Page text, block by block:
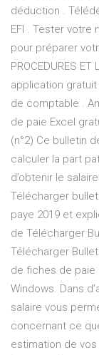
déduction .
EFI . Tester votre
pour préparer
PROCEDURES ET
application gratuit
de comptable .
de paie Excel
(n°2) Ce bulletin
calculer la part
d’obtenir le
Télécharger
paye 2019 et
de Télécharger
Télécharger
de fiches de paie
Windows. Dans
salaire vous
concernant ce
estimation de vos